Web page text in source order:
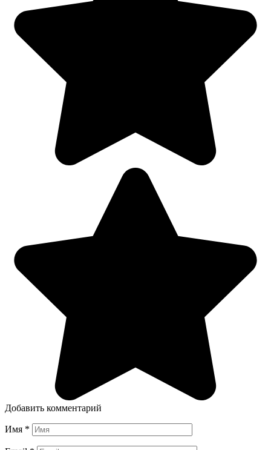
Добавить комментарий
Имя *